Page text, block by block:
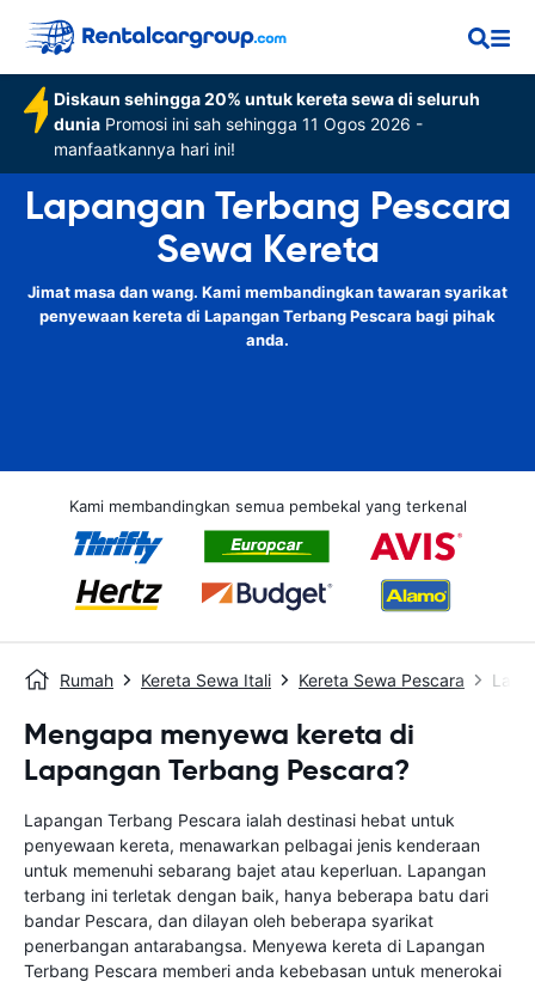
Diskaun sehingga 20% untuk kereta sewa di seluruh
dunia Promosi ini sah sehingga 11 Ogos 2026 -
manfaatkannya hari ini!
Lapangan Terbang Pescara
Sewa Kereta
Jimat masa dan wang. Kami membandingkan tawaran syarikat
penyewaan kereta di Lapangan Terbang Pescara bagi pihak
anda.
Kami membandingkan semua pembekal yang terkenal
Rumah Kereta Sewa Itali Kereta Sewa Pescara
Mengapa menyewa kereta di
Lapangan Terbang Pescara?
Lapangan Terbang Pescara ialah destinasi hebat untuk
penyewaan kereta, menawarkan pelbagai jenis kenderaan
untuk memenuhi sebarang bajet atau keperluan. Lapangan
terbang ini terletak dengan baik, hanya beberapa batu dari
bandar Pescara, dan dilayan oleh beberapa syarikat
penerbangan antarabangsa. Menyewa kereta di Lapangan
Terbang Pescara memberi anda kebebasan untuk menerokai